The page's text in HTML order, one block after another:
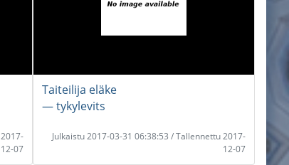
12-07
Taiteilija eläke
― tykylevits
Julkaistu 2017-03-31 06:38:53 / Tallennettu 2017-
12-07